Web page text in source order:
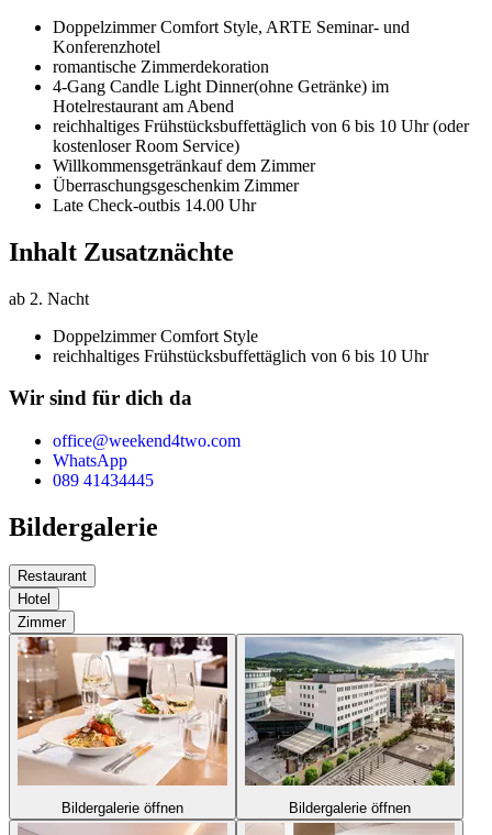
Doppelzimmer Comfort Style, ARTE Seminar- und
Konferenzhotel
romantische Zimmerdekoration
4-Gang Candle Light Dinner(ohne Getränke) im
Hotelrestaurant am Abend
reichhaltiges Frühstücksbuffettäglich von 6 bis 10 Uhr (oder
kostenloser Room Service)
Willkommensgetränkauf dem Zimmer
Überraschungsgeschenkim Zimmer
Late Check-outbis 14.00 Uhr
Inhalt Zusatznächte
ab 2. Nacht
Doppelzimmer Comfort Style
reichhaltiges Frühstücksbuffettäglich von 6 bis 10 Uhr
Wir sind für dich da
office@weekend4two.com
WhatsApp
089 41434445
Bildergalerie
Restaurant
Hotel
Zimmer
Bildergalerie öffnen Bildergalerie öffnen